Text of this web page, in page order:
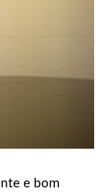
e bom